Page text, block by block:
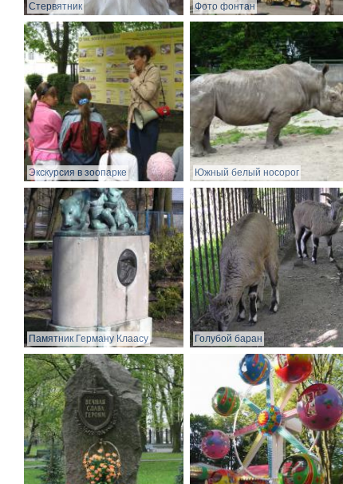
Стервятник Фото фонтан
Экскурсия в зоопарке Южный белый носорог
Памятник Герману Клаасу Голубой баран